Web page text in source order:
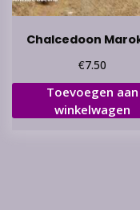
Chalcedoon
€7.50
Toevoegen aan
winkelwagen